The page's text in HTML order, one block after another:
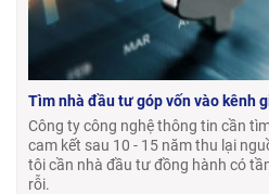
Tìm nhà đầu tư góp vốn vào kênh
Công ty công nghệ thông tin cần
cam kết sau 10 - 15 năm thu lại
tôi cần nhà đầu tư đồng hành có
rỗi.